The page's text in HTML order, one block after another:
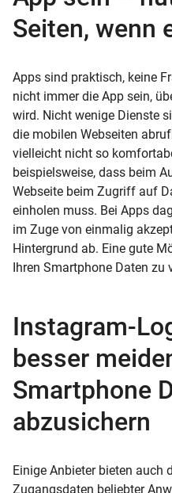
Seiten, wenn
Apps sind praktisch, keine
nicht immer die App sein,
wird. Nicht wenige Dienste
die mobilen Webseiten
vielleicht nicht so
beispielsweise, dass beim
Webseite beim Zugriff auf
einholen muss. Bei Apps
im Zuge von einmalig
Hintergrund ab. Eine gute
Ihren Smartphone Daten zu
Instagram-
besser
Smartphone
abzusichern
Einige Anbieter bieten auch
Zugangsdaten beliebter